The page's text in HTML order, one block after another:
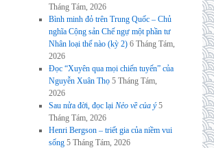
Tháng Tám, 2026
Bình minh đỏ trên Trung Quốc – Chủ
nghĩa Cộng sản Chế ngự một phần tư
Nhân loại thế nào (kỳ 2) 6 Tháng Tám,
2026
Đọc “Xuyên qua mọi chiến tuyến” của
Nguyễn Xuân Thọ 5 Tháng Tám,
2026
Sau nửa đời, đọc lại Nẻo về của ý 5
Tháng Tám, 2026
Henri Bergson – triết gia của niềm vui
sống 5 Tháng Tám, 2026